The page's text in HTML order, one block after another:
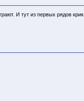
И тут из первых рядов крик